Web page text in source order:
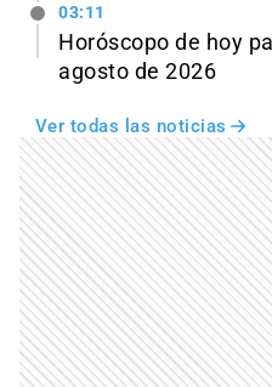
03:11
Horóscopo de hoy
agosto de 2026
Ver todas las noticias